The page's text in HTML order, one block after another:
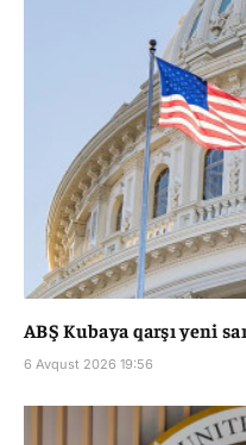
ABŞ Kubaya qarşı yeni
6 Avqust 2026 19:56